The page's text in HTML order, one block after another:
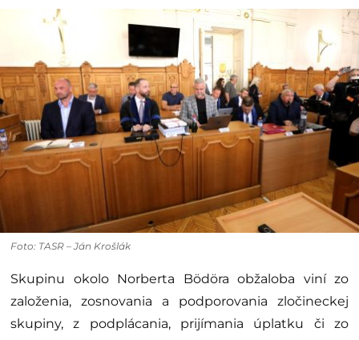
Foto: TASR – Ján Krošlák
Skupinu okolo Norberta Bödöra obžaloba viní zo
založenia, zosnovania a podporovania zločineckej
skupiny, z podplácania, prijímania úplatku či zo